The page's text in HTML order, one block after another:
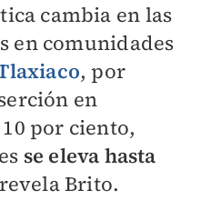
cambia en las
en comunidades
, por
en
por ciento,
se eleva hasta
Brito.